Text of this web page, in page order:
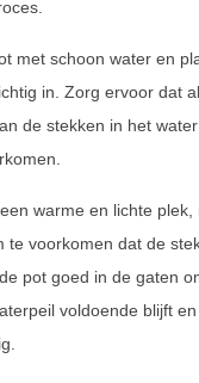
met schoon water en
in. Zorg ervoor dat
de stekken in het
warme en lichte plek,
te voorkomen dat de
pot goed in de gaten
voldoende blijft